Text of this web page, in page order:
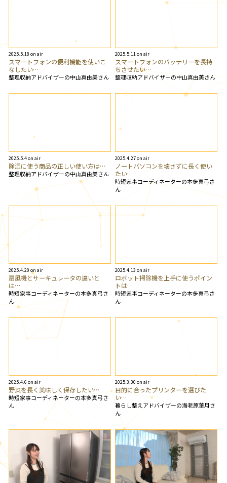
2025.5.18 on air
スマートフォンの便利機能を使いこ
なしたい…
整理収納アドバイザーの中山真由美さん
2025.5.11 on air
スマートフォンのバッテリーを長持
ちさせたい…
整理収納アドバイザーの中山真由美さん
2025.5.4 on air
除湿に使う商品の正しい使い方は…
整理収納アドバイザーの中山真由美さん
2025.4.27 on air
ノートパソコンを壊さずに長く使い
たい…
時短家事コーディネーターの本多真弓さ
ん
2025.4.20 on air
扇風機とサーキュレータの違いと
は…
時短家事コーディネーターの本多真弓さ
ん
2025.4.13 on air
ロボット掃除機を上手に使うポイン
トは…
時短家事コーディネーターの本多真弓さ
ん
2025.4.6 on air
野菜を長く美味しく保存したい…
時短家事コーディネーターの本多真弓さ
ん
2025.3.30 on air
目的に合ったプリンターを選びた
い…
暮らし整えアドバイザーの海老原葉月さ
ん